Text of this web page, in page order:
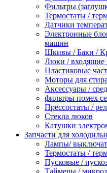
Фильтры
Термостаты /
Датчики
Электронные
машин
Шкивы / Баки /
Люки / входящие
Пластиковые
Моторы для
Аксессуары /
фильтры помех
Прессостаты /
Стекла люков
Катушки
Запчасти для
Лампы/
Термостаты /
Пусковые /